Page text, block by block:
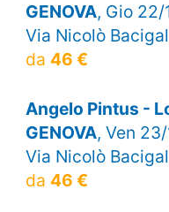
GENOVA, Gio 22/
Via Nicolò
da 46 €
Angelo Pintus -
GENOVA, Ven
Via Nicolò
da 46 €